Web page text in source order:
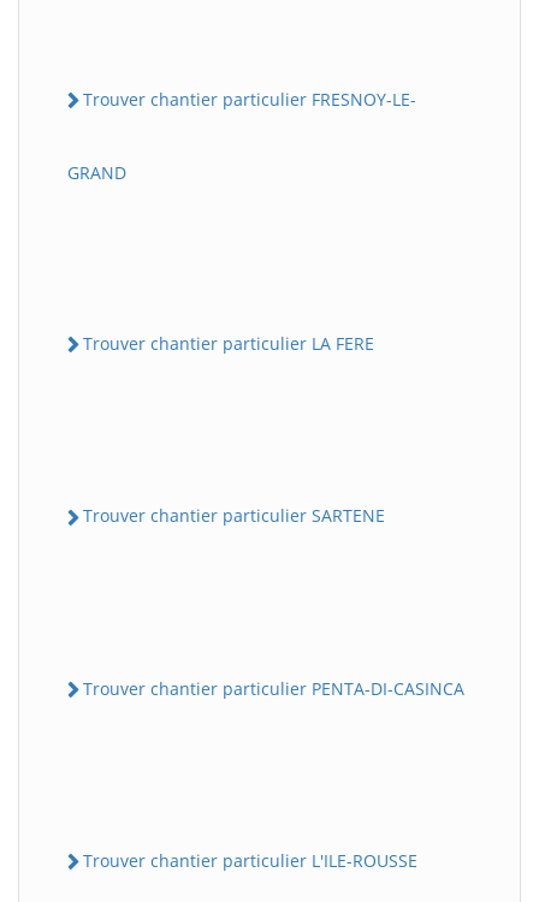
Trouver chantier particulier FRESNOY-LE-
GRAND
Trouver chantier particulier LA FERE
Trouver chantier particulier SARTENE
Trouver chantier particulier PENTA-DI-CASINCA
Trouver chantier particulier L'ILE-ROUSSE